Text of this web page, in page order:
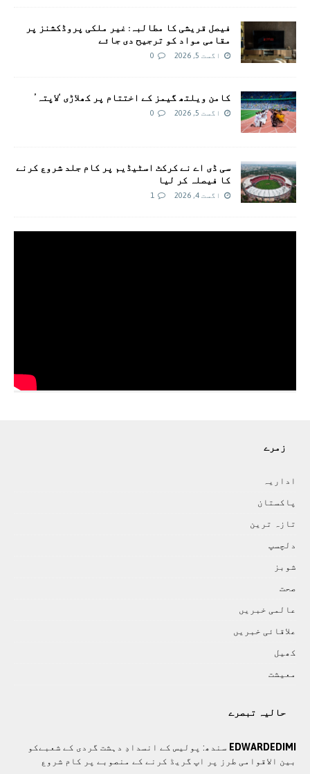
فیصل قریشی کا مطالبہ: غیر ملکی پروڈکشنز پر
مقامی مواد کو ترجیح دی جائے
اگست 5, 2026 0
کامن ویلتھ گیمز کے اختتام پر کھلاڑی ‘لاپتہ’
اگست 5, 2026 0
سی ڈی اے نے کرکٹ اسٹیڈیم پر کام جلد شروع کرنے
کا فیصلہ کر لیا
اگست 4, 2026 1
زمرے
اداريہ
پاکستان
تازہ ترين
دلچسپ
شوبز
صحت
عالمی خبريں
علاقائی خبريں
کھيل
معيشت
حالیہ تبصرے
EDWARDEDIMI سندھ: پوليس کے انسدادِ دہشت گردی کے شعبےکو
بین الاقوامی طرز پر اپ گریڈ کرنے کے منصوبے پر کام شروع